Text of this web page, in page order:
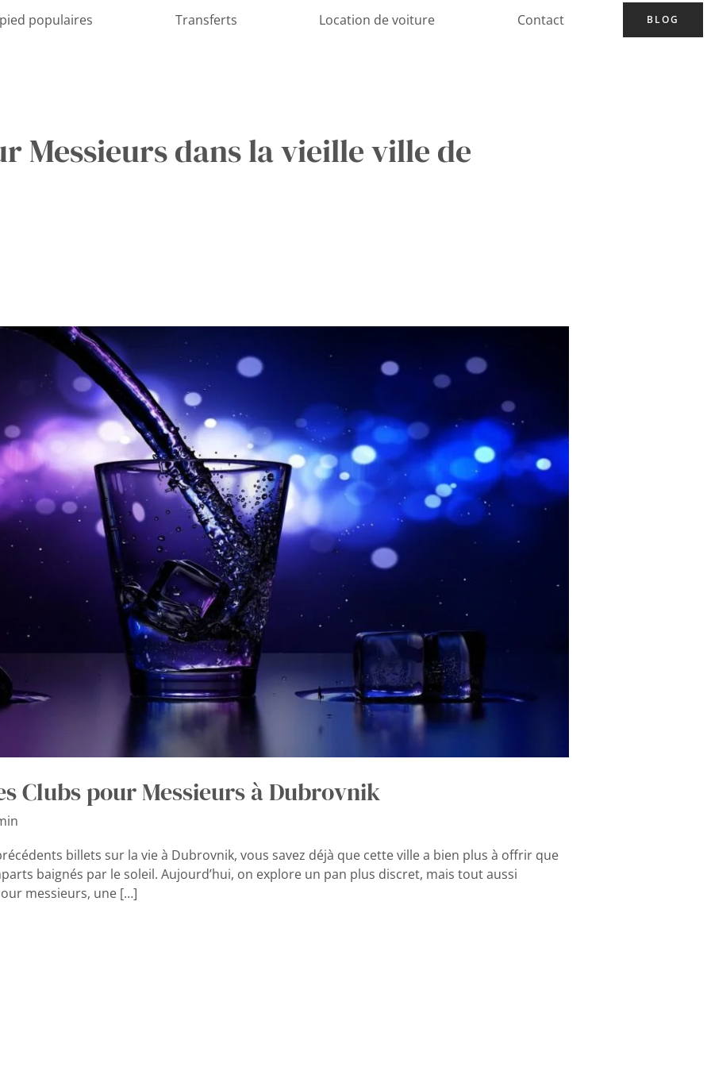
populaires Transferts Location de voiture Contact BLOG
Messieurs dans la vieille ville de
Clubs pour Messieurs à Dubrovnik
billets sur la vie à Dubrovnik, vous savez déjà que cette ville a bien plus à offrir que
baignés par le soleil. Aujourd’hui, on explore un pan plus discret, mais tout aussi
messieurs, une […]